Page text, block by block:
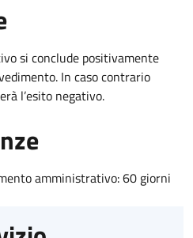
si conclude positivamente
In caso contrario
l’esito negativo.
amministrativo: 60 giorni